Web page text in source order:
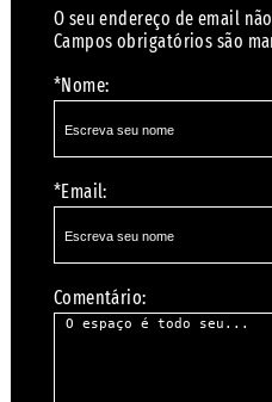
O seu endereço de email
Campos obrigatórios são
*Nome:
*Email:
Comentário: